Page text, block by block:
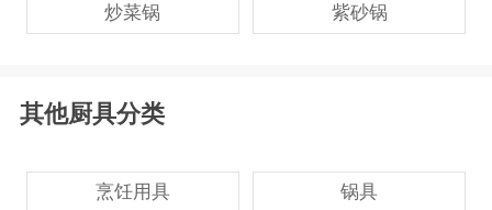
炒菜锅 紫砂锅
其他厨具分类
烹饪用具 锅具